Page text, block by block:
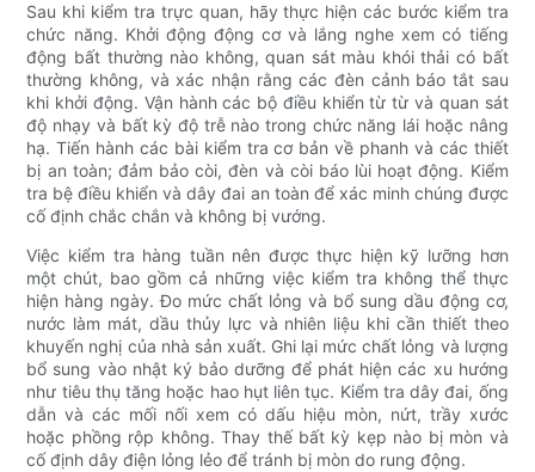
Sau khi kiểm tra trực quan, hãy thực hiện các bước kiểm tra
chức năng. Khởi động động cơ và lắng nghe xem có tiếng
động bất thường nào không, quan sát màu khói thải có bất
thường không, và xác nhận rằng các đèn cảnh báo tắt sau
khi khởi động. Vận hành các bộ điều khiển từ từ và quan sát
độ nhạy và bất kỳ độ trễ nào trong chức năng lái hoặc nâng
hạ. Tiến hành các bài kiểm tra cơ bản về phanh và các thiết
bị an toàn; đảm bảo còi, đèn và còi báo lùi hoạt động. Kiểm
tra bệ điều khiển và dây đai an toàn để xác minh chúng được
cố định chắc chắn và không bị vướng.
Việc kiểm tra hàng tuần nên được thực hiện kỹ lưỡng hơn
một chút, bao gồm cả những việc kiểm tra không thể thực
hiện hàng ngày. Đo mức chất lỏng và bổ sung dầu động cơ,
nước làm mát, dầu thủy lực và nhiên liệu khi cần thiết theo
khuyến nghị của nhà sản xuất. Ghi lại mức chất lỏng và lượng
bổ sung vào nhật ký bảo dưỡng để phát hiện các xu hướng
như tiêu thụ tăng hoặc hao hụt liên tục. Kiểm tra dây đai, ống
dẫn và các mối nối xem có dấu hiệu mòn, nứt, trầy xước
hoặc phồng rộp không. Thay thế bất kỳ kẹp nào bị mòn và
cố định dây điện lỏng lẻo để tránh bị mòn do rung động.